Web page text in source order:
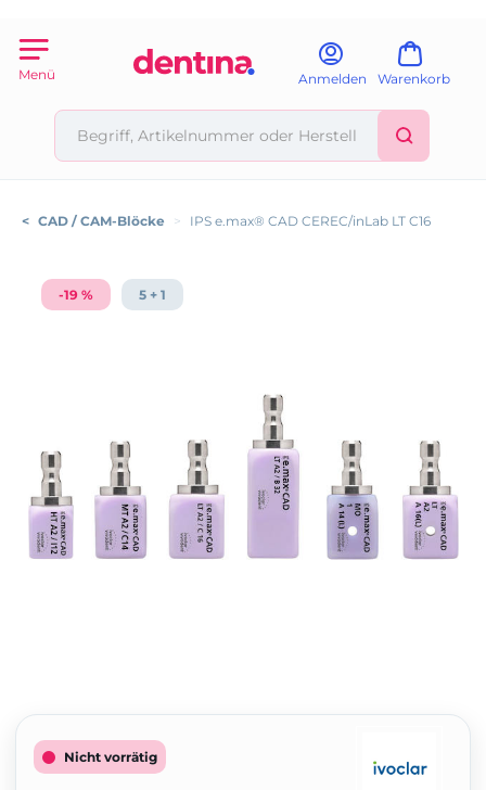
Menü Anmelden Warenkorb
< CAD / CAM-Blöcke > IPS e.max® CAD CEREC/inLab LT C16
-19 % 5 + 1
Nicht vorrätig